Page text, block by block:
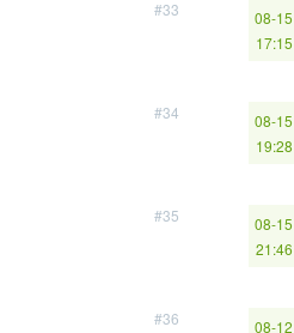
#33
08-15
17:15
#34
08-15
19:28
#35
08-15
21:46
#36 08-12